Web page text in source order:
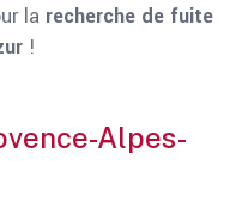
la recherche de fuite
!
Alpes-